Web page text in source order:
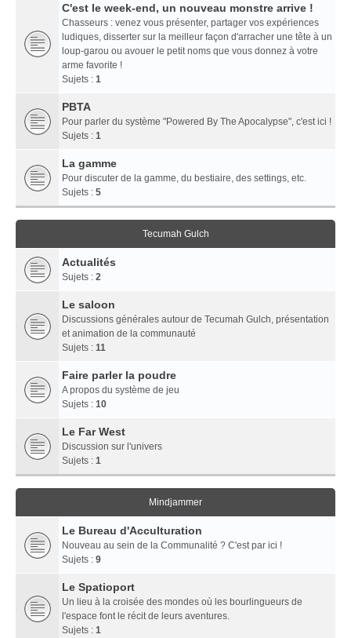
C'est le week-end, un nouveau monstre arrive !
Chasseurs : venez vous présenter, partager vos expériences
ludiques, disserter sur la meilleur façon d'arracher une tête à un
loup-garou ou avouer le petit noms que vous donnez à votre
arme favorite !
Sujets : 1
PBTA
Pour parler du système "Powered By The Apocalypse", c'est ici !
Sujets : 1
La gamme
Pour discuter de la gamme, du bestiaire, des settings, etc.
Sujets : 5
Tecumah Gulch
Actualités
Sujets : 2
Le saloon
Discussions générales autour de Tecumah Gulch, présentation
et animation de la communauté
Sujets : 11
Faire parler la poudre
A propos du système de jeu
Sujets : 10
Le Far West
Discussion sur l'univers
Sujets : 1
Mindjammer
Le Bureau d'Acculturation
Nouveau au sein de la Communalité ? C'est par ici !
Sujets : 9
Le Spatioport
Un lieu à la croisée des mondes où les bourlingueurs de
l'espace font le récit de leurs aventures.
Sujets : 1